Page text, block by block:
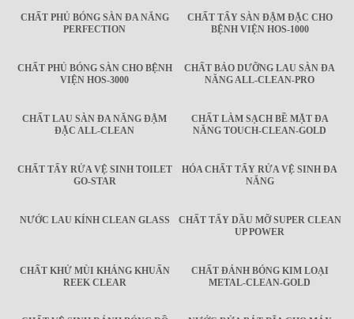
CHẤT PHỦ BÓNG SÀN ĐA NĂNG
PERFECTION
CHẤT TẨY SÀN ĐẬM ĐẶC CHO
BỆNH VIỆN HOS-1000
CHẤT PHỦ BÓNG SÀN CHO BỆNH
VIỆN HOS-3000
CHẤT BẢO DƯỠNG LAU SÀN ĐA
NĂNG ALL-CLEAN-PRO
CHẤT LAU SÀN ĐA NĂNG ĐẬM
ĐẶC ALL-CLEAN
CHẤT LÀM SẠCH BỀ MẶT ĐA
NĂNG TOUCH-CLEAN-GOLD
CHẤT TẨY RỬA VỆ SINH TOILET
GO-STAR
HÓA CHẤT TẨY RỬA VỆ SINH ĐA
NĂNG
NƯỚC LAU KÍNH CLEAN GLASS
CHẤT TẨY DẦU MỠ SUPER CLEAN
UP POWER
CHẤT KHỬ MÙI KHÁNG KHUẨN
REEK CLEAR
CHẤT ĐÁNH BÓNG KIM LOẠI
METAL-CLEAN-GOLD